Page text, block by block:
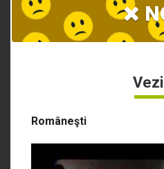
Româneşti